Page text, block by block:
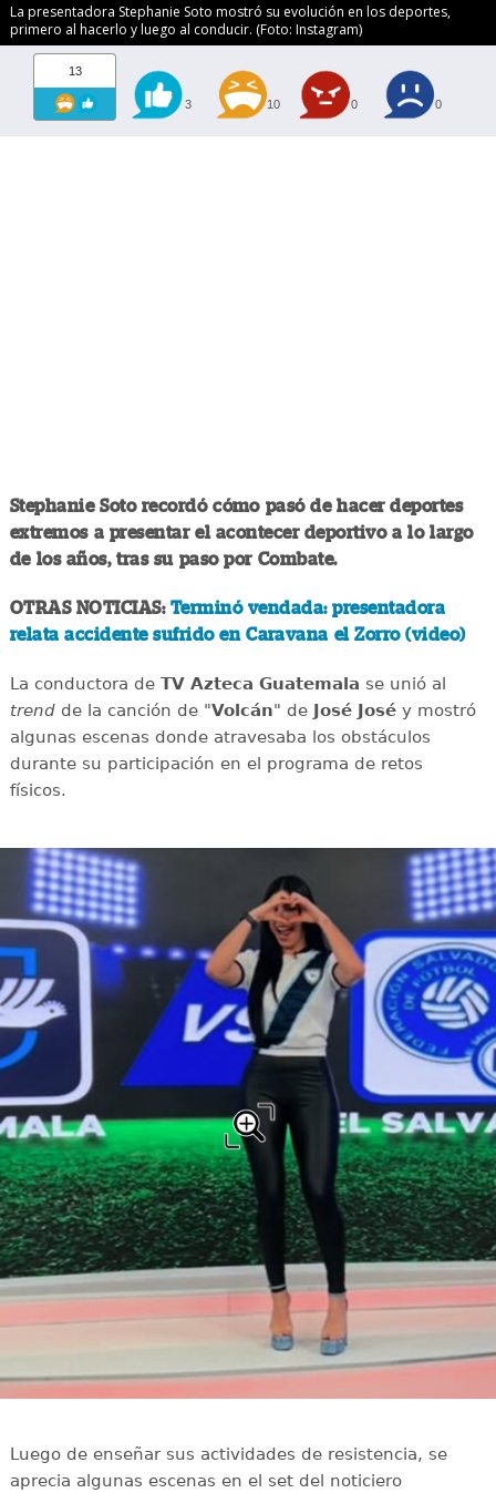
La presentadora Stephanie Soto mostró su evolución en los deportes,
primero al hacerlo y luego al conducir. (Foto: Instagram)
13
3 10 0 0
Stephanie Soto recordó cómo pasó de hacer deportes
extremos a presentar el acontecer deportivo a lo largo
de los años, tras su paso por Combate.
OTRAS NOTICIAS: Terminó vendada: presentadora
relata accidente sufrido en Caravana el Zorro (video)
La conductora de TV Azteca Guatemala se unió al
trendde la canción de "Volcán" de José Joséy mostró
algunas escenas donde atravesaba los obstáculos
durante su participación en el programa de retos
físicos.
Luego de enseñar sus actividades de resistencia, se
aprecia algunas escenas en el set del noticiero